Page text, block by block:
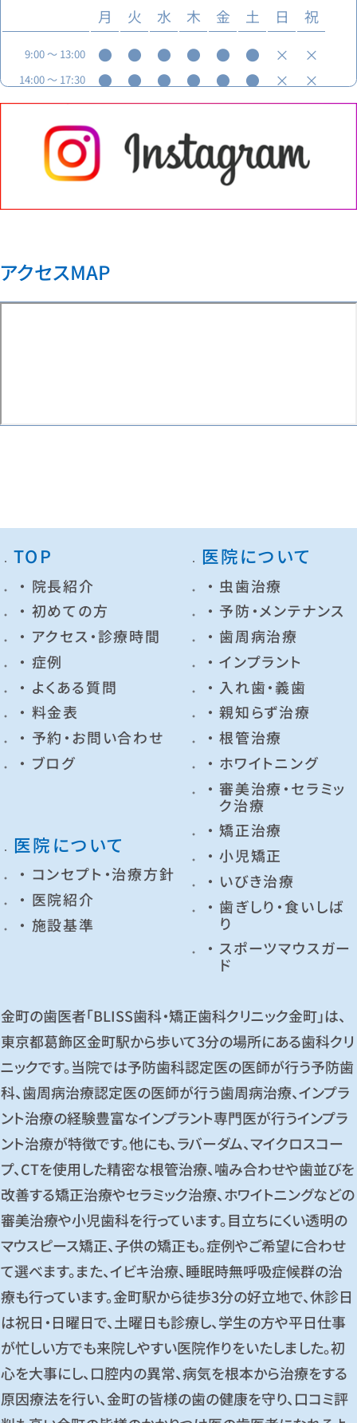
月
火 水 木 金 土 日 祝
9:00～ 13:00 ● ● ● ● ● ● × ×
14:00～ 17:30 ● ● ● ● ● ● × ×
アクセスMAP
TOP
院長紹介
初めての方
アクセス・診療時間
症例
よくある質問
料金表
予約・お問い合わせ
ブログ
医院について
コンセプト・治療方針
医院紹介
施設基準
医院について
虫歯治療
予防・メンテナンス
歯周病治療
インプラント
入れ歯・義歯
親知らず治療
根管治療
ホワイトニング
審美治療・セラミッ
ク治療
矯正治療
小児矯正
いびき治療
歯ぎしり・食いしば
り
スポーツマウスガー
ド
金町の歯医者「BLISS歯科・矯正歯科クリニック金町」は、
東京都葛飾区金町駅から歩いて3分の場所にある歯科クリ
ニックです。当院では予防歯科認定医の医師が行う予防歯
科、歯周病治療認定医の医師が行う歯周病治療、インプラ
ント治療の経験豊富なインプラント専門医が行うインプラ
ント治療が特徴です。他にも、ラバーダム、マイクロスコー
プ、CTを使用した精密な根管治療、噛み合わせや歯並びを
改善する矯正治療やセラミック治療、ホワイトニングなどの
審美治療や小児歯科を行っています。目立ちにくい透明の
マウスピース矯正、子供の矯正も。症例やご希望に合わせ
て選べます。また、イビキ治療、睡眠時無呼吸症候群の治
療も行っています。金町駅から徒歩3分の好立地で、休診日
は祝日・日曜日で、土曜日も診療し、学生の方や平日仕事
が忙しい方でも来院しやすい医院作りをいたしました。初
心を大事にし、口腔内の異常、病気を根本から治療をする
原因療法を行い、金町の皆様の歯の健康を守り、口コミ評